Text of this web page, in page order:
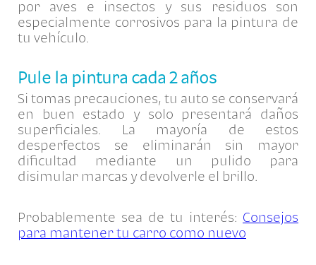
por aves e insectos y sus residuos son
especialmente corrosivos para la pintura de
tu vehículo.
Pule la pintura cada 2 años
Si tomas precauciones, tu auto se conservará
en buen estado y solo presentará daños
superficiales. La mayoría de estos
desperfectos se eliminarán sin mayor
dificultad mediante un pulido para
disimular marcas y devolverle el brillo.
Probablemente sea de tu interés: Consejos
para mantener tu carro como nuevo